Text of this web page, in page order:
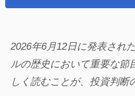
2026年6月12日に発表され
ルの歴史において重要な節
しく読むことが、投資判断